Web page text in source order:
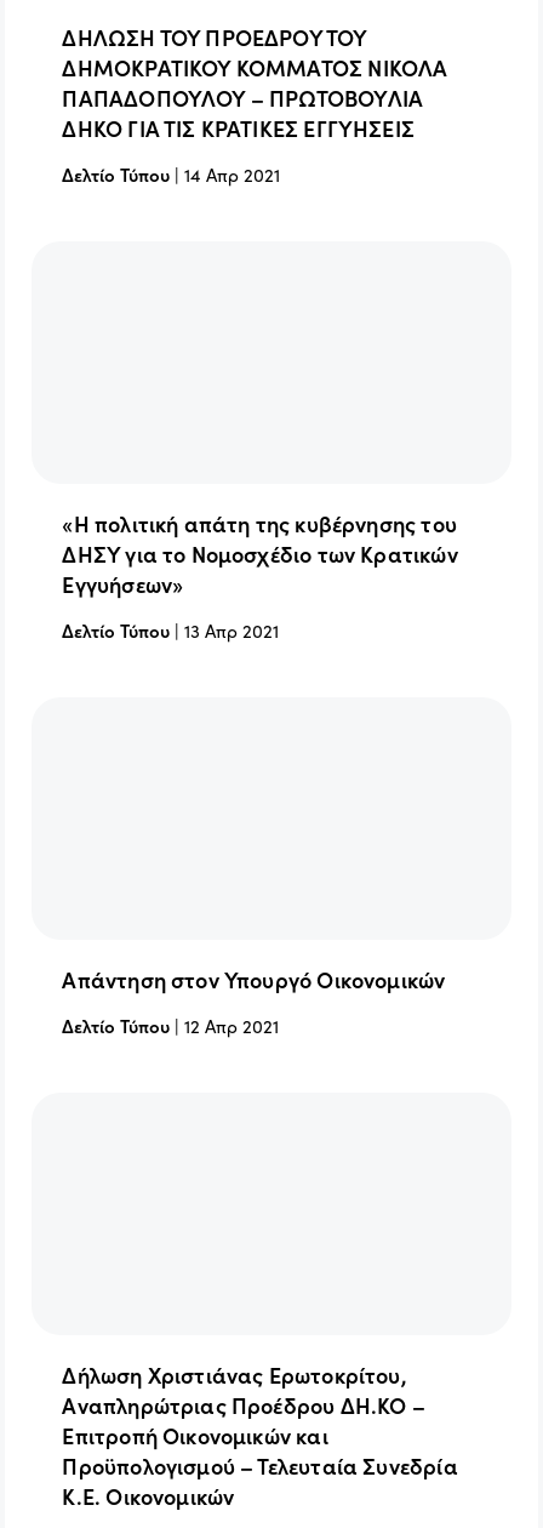
ΔΗΛΩΣΗ ΤΟΥ ΠΡΟΕΔΡΟΥ ΤΟΥ
ΔΗΜΟΚΡΑΤΙΚΟΥ ΚΟΜΜΑΤΟΣ ΝΙΚΟΛΑ
ΠΑΠΑΔΟΠΟΥΛΟΥ – ΠΡΩΤΟΒΟΥΛΙΑ
ΔΗΚΟ ΓΙΑ ΤΙΣ ΚΡΑΤΙΚΕΣ ΕΓΓΥΗΣΕΙΣ
Δελτίο Τύπου |14 Απρ 2021
«Η πολιτική απάτη της κυβέρνησης του
ΔΗΣΥ για το Νομοσχέδιο των Κρατικών
Εγγυήσεων»
Δελτίο Τύπου |13 Απρ 2021
Απάντηση στον Υπουργό Οικονομικών
Δελτίο Τύπου |12 Απρ 2021
Δήλωση Χριστιάνας Ερωτοκρίτου,
Αναπληρώτριας Προέδρου ΔΗ.ΚΟ –
Επιτροπή Οικονομικών και
Προϋπολογισμού – Τελευταία Συνεδρία
Κ.Ε. Οικονομικών